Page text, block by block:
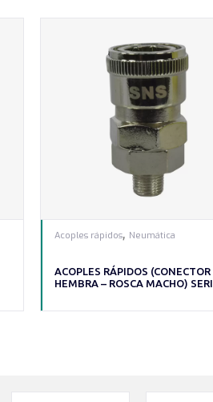
Acoples rápidos Neumática
ACOPLES RÁPIDOS (CONECTOR
HEMBRA – ROSCA MACHO)